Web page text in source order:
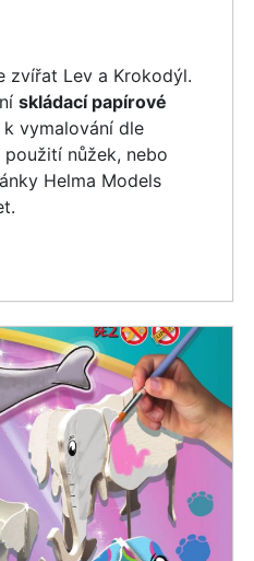
zvířat Lev a Krokodýl.
skládací papírové
k vymalování dle
nůžek, nebo
Helma Models